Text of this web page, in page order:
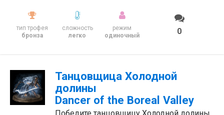
тип трофея
бронза
сложность
легко
режим
одиночный
0
Танцовщица Холодной
долины
Dancer of the Boreal Valley